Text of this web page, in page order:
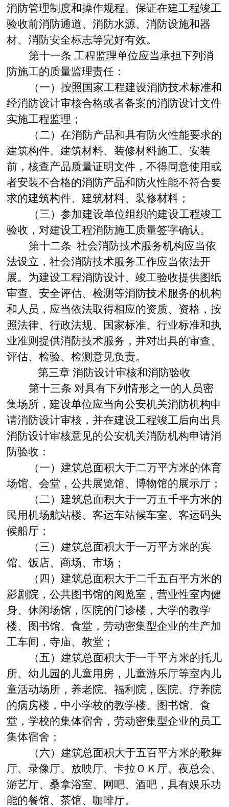
消防管理制度和操作规程。保证在建工程竣工
验收前消防通道、消防水源、消防设施和器
材、消防安全标志等完好有效。
第十一条 工程监理单位应当承担下列消
防施工的质量监理责任：
（一）按照国家工程建设消防技术标准和
经消防设计审核合格或者备案的消防设计文件
实施工程监理；
（二）在消防产品和具有防火性能要求的
建筑构件、建筑材料、装修材料施工、安装
前，核查产品质量证明文件，不得同意使用或
者安装不合格的消防产品和防火性能不符合要
求的建筑构件、建筑材料、装修材料；
（三）参加建设单位组织的建设工程竣工
验收，对建设工程消防施工质量签字确认。
第十二条 社会消防技术服务机构应当依
法设立，社会消防技术服务工作应当依法开
展。为建设工程消防设计、竣工验收提供图纸
审查、安全评估、检测等消防技术服务的机构
和人员，应当依法取得相应的资质、资格，按
照法律、行政法规、国家标准、行业标准和执
业准则提供消防技术服务，并对出具的审查、
评估、检验、检测意见负责。
第三章 消防设计审核和消防验收
第十三条 对具有下列情形之一的人员密
集场所，建设单位应当向公安机关消防机构申
请消防设计审核，并在建设工程竣工后向出具
消防设计审核意见的公安机关消防机构申请消
防验收：
（一）建筑总面积大于二万平方米的体育
场馆、会堂，公共展览馆、博物馆的展示厅；
（二）建筑总面积大于一万五千平方米的
民用机场航站楼、客运车站候车室、客运码头
候船厅；
（三）建筑总面积大于一万平方米的宾
馆、饭店、商场、市场；
（四）建筑总面积大于二千五百平方米的
影剧院，公共图书馆的阅览室，营业性室内健
身、休闲场馆，医院的门诊楼，大学的教学
楼、图书馆、食堂，劳动密集型企业的生产加
工车间，寺庙、教堂；
（五）建筑总面积大于一千平方米的托儿
所、幼儿园的儿童用房，儿童游乐厅等室内儿
童活动场所，养老院、福利院，医院、疗养院
的病房楼，中小学校的教学楼、图书馆、食
堂，学校的集体宿舍，劳动密集型企业的员工
集体宿舍；
（六）建筑总面积大于五百平方米的歌舞
厅、录像厅、放映厅、卡拉ＯＫ厅、夜总会、
游艺厅、桑拿浴室、网吧、酒吧，具有娱乐功
能的餐馆、茶馆、咖啡厅。